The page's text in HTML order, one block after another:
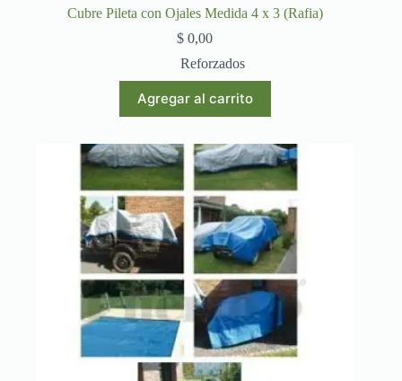
Cubre Pileta con Ojales Medida 4 x 3 (Rafia)
$ 0,00
Reforzados
Agregar al carrito